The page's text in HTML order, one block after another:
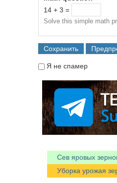
14 + 3 =
Solve this simple math
Я не спамер
Сев яровых
Уборка урожая